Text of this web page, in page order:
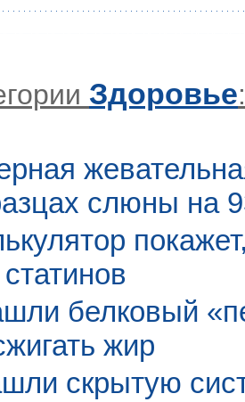
Здоровье:
слюны на
белковый
жир
скрытую